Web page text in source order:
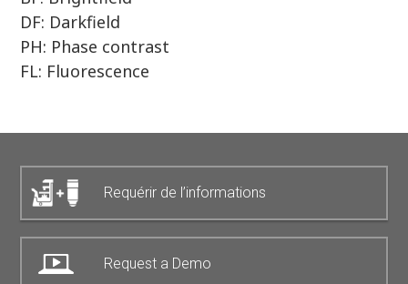
DF: Darkfield
PH: Phase contrast
FL: Fluorescence
Requérir de l’informations
Request a Demo